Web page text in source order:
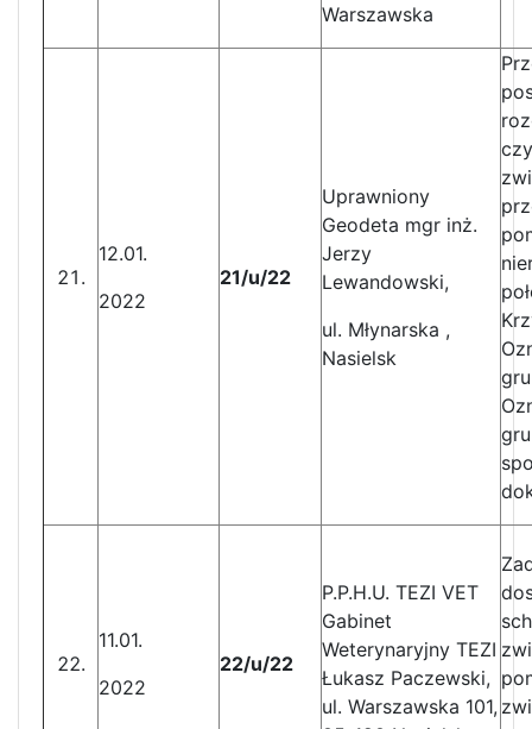
Warszawska
12.01.
2022
21/u/22
Uprawniony
Geodeta mgr inż.
Jerzy
Lewandowski,
ul. Młynarska ,
Nasielsk
11.01.
2022
22/u/22
P.P.H.U. TEZI VET
Gabinet
Weterynaryjny TEZI
Łukasz Paczewski,
ul. Warszawska 101,